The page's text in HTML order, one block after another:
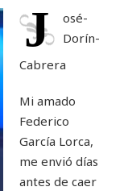
J
osé-
Dorín-
Cabrera
Mi amado
Federico
García Lorca,
me envió días
antes de caer